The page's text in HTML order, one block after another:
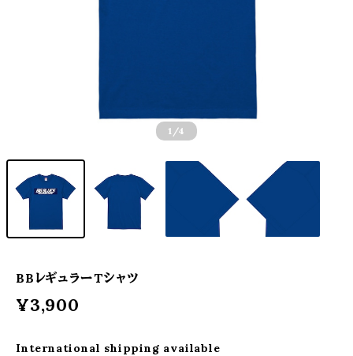
1 /4
BBレギュラーTシャツ
¥3,900
International shipping available